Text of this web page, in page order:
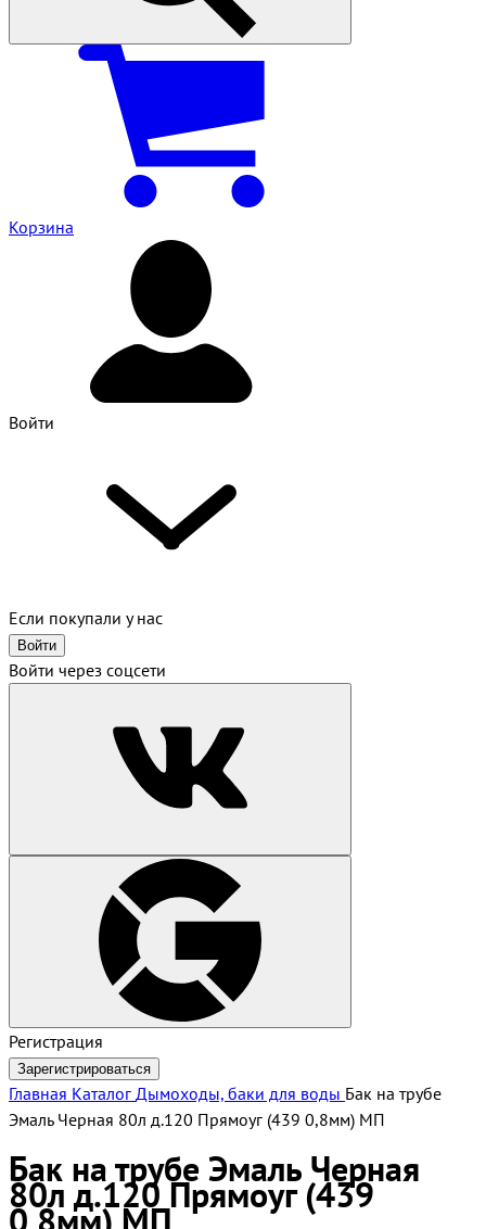
Корзина
Войти
Если покупали у нас
Войти
Войти через соцсети
Регистрация
Зарегистрироваться
Главная Каталог Дымоходы, баки для воды Бак на трубе
Эмаль Черная 80л д.120 Прямоуг (439 0,8мм) МП
Бак на трубе Эмаль Черная
80л д.120 Прямоуг (439